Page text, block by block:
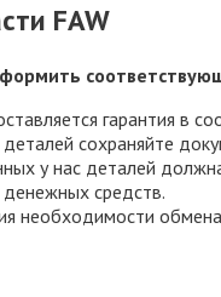
FAW
гарантия в
сохраняйте
у нас деталей
средств.
необходимости